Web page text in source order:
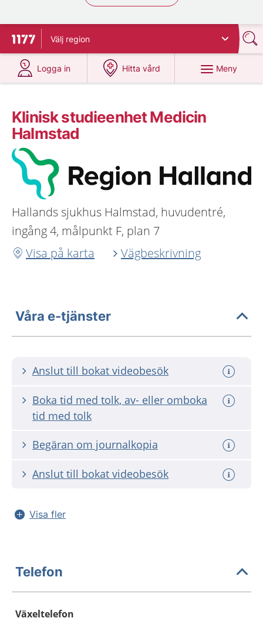
Till startsidan för 1177
Välj region
Logga in
på 1177.se
Hitta vård
på 1177.se
Meny
Klinisk studieenhet Medicin
Halmstad
Hallands sjukhus Halmstad, huvudentré,
ingång 4, målpunkt F, plan 7
Visa på karta
Vägbeskrivning
Våra e-tjänster
Anslut till bokat videobesök
Boka tid med tolk, av- eller omboka
tid med tolk
Begäran om journalkopia
Anslut till bokat videobesök
Visa fler
Telefon
Växeltelefon